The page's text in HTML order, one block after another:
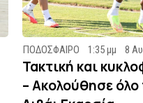
ΠΟΔΟΣΦΑΙΡΟ 1:35 μμ 8
Τακτική και
– Ακολούθησε